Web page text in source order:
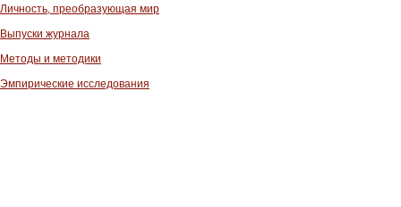
Личность, преобразующая мир
Выпуски журнала
Методы и методики
Эмпирические исследования